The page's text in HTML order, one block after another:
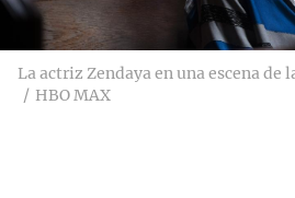
La actriz Zendaya en una escena de
HBO MAX